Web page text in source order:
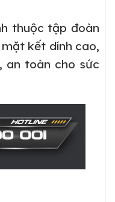
thuộc tập đoàn
kết dính cao,
an toàn cho sức